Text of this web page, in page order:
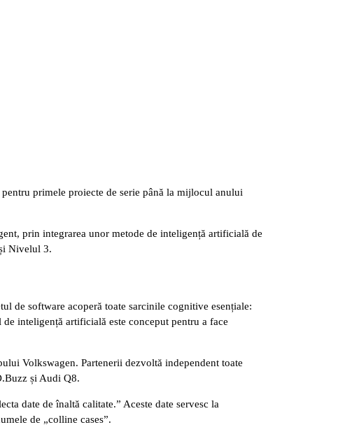
primele proiecte de serie până la mijlocul anului
prin integrarea unor metode de inteligență artificială de
Nivelul 3.
de software acoperă toate sarcinile cognitive esențiale:
inteligență artificială este conceput pentru a face
Volkswagen. Partenerii dezvoltă independent toate
și Audi Q8.
date de înaltă calitate.” Aceste date servesc la
de „colline cases”.